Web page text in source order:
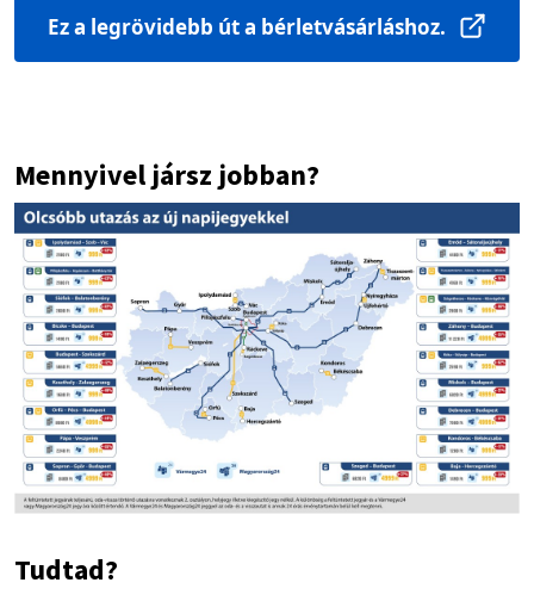
Ez a legrövidebb út a bérletvásárláshoz.
Mennyivel jársz jobban?
Image
Tudtad?